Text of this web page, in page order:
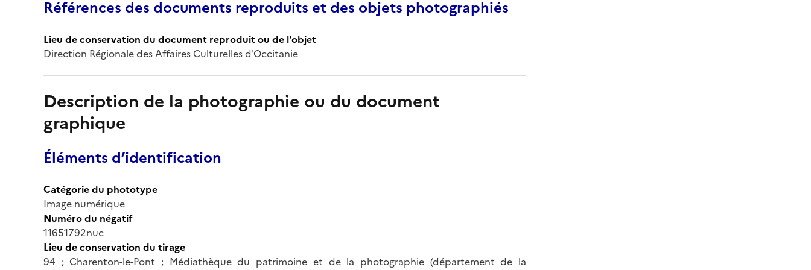
Références des documents reproduits et des objets photographiés
Lieu de conservation du document reproduit ou de l'objet
Direction Régionale des Affaires Culturelles d'Occitanie
Description de la photographie ou du document
graphique
Éléments d’identification
Catégorie du phototype
Image numérique
Numéro du négatif
11651792nuc
Lieu de conservation du tirage
94 ; Charenton-le-Pont ; Médiathèque du patrimoine et de la photographie (département de la